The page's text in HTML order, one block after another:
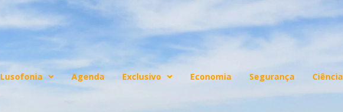
Lusofonia Agenda Exclusivo Economia Segurança Ciência